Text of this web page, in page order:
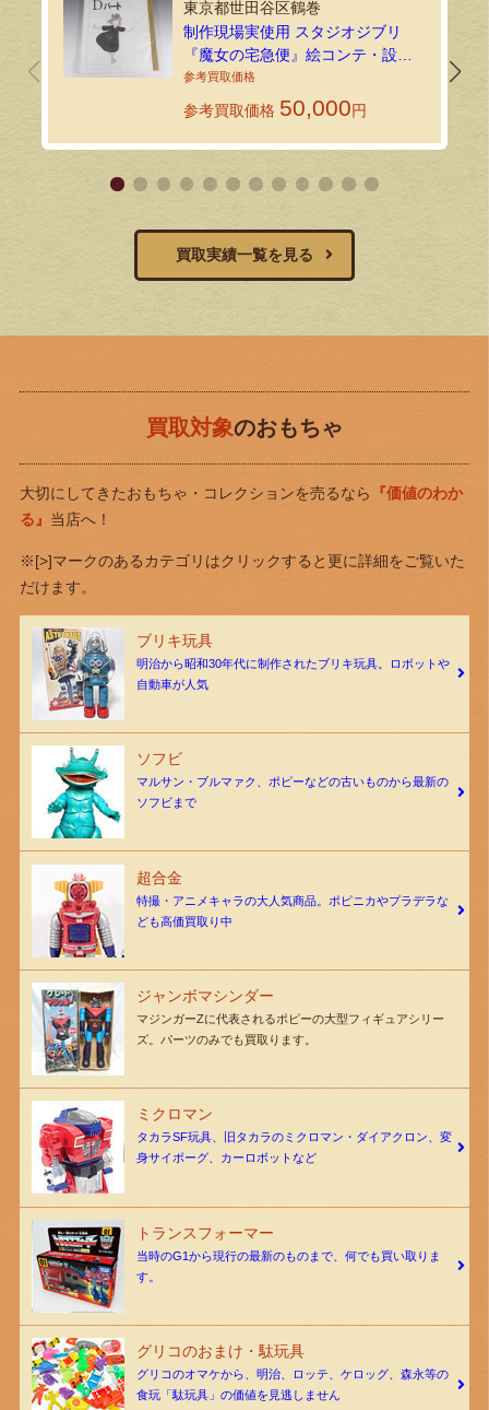
東京都世田谷区鶴巻
制作現場実使用 スタジオジブリ
『魔女の宅急便』絵コンテ・設定
資料134枚を出張買取しました！
参考買取価格 50,000円
買取実績一覧を見る
買取対象のおもちゃ
大切にしてきたおもちゃ・コレクションを売るなら
『価値のわか
る』 当店へ！
※[>]マークのあるカテゴリはクリックすると更に詳細をご覧いた
だけます。
ブリキ玩具
明治から昭和30年代に制作されたブリキ玩具。ロボットや
自動車が人気
ソフビ
マルサン・ブルマァク、ポピーなどの古いものから最新の
ソフビまで
超合金
特撮・アニメキャラの大人気商品。ポピニカやプラデラな
ども高価買取り中
ジャンボマシンダー
マジンガーZに代表されるポピーの大型フィギュアシリー
ズ。パーツのみでも買取ります。
ミクロマン
タカラSF玩具、旧タカラのミクロマン・ダイアクロン、変
身サイボーグ、カーロボットなど
トランスフォーマー
当時のG1から現行の最新のものまで、何でも買い取りま
す。
グリコのおまけ・駄玩具
グリコのオマケから、明治、ロッテ、ケロッグ、森永等の
食玩「駄玩具」の価値を見逃しません